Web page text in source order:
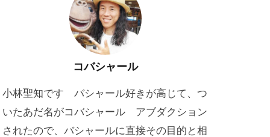
コバシャール
小林聖知です バシャール好きが高じて、つ
いたあだ名がコバシャール アブダクション
されたので、バシャールに直接その目的と相